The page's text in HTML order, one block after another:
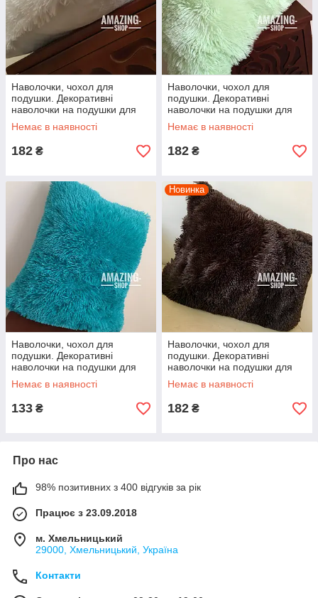
Наволочки, чохол для
подушки. Декоративні
наволочки на подушки для
інтер'єру. "Троавка" 50*70 см.
Немає в наявності
182 ₴
Наволочки, чохол для
подушки. Декоративні
наволочки на подушки для
інтер'єру. "Троавка" 50*70 см.
Немає в наявності
182 ₴
Наволочки, чохол для
подушки. Декоративні
наволочки на подушки для
інтер'єру. "Троавка" 50*70 см.
Немає в наявності
133 ₴
Новинка
Наволочки, чохол для
подушки. Декоративні
наволочки на подушки для
інтер'єру. "Троавка" 50*70 см.
Немає в наявності
182 ₴
Про нас
98% позитивних з 400 відгуків за рік
Працює з 23.09.2018
м. Хмельницький
29000, Хмельницький, Україна
Контакти